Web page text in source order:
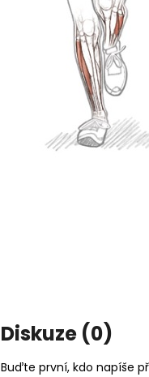
Diskuze (0)
Buďte první, kdo napíše